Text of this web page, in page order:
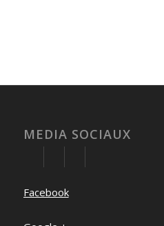
MEDIA SOCIAUX
Facebook